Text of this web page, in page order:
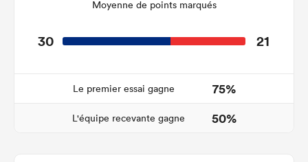
Moyenne de points marqués
30 21
Le premier essai gagne 75%
L'équipe recevante gagne 50%